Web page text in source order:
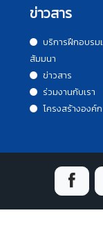
ข่าวสาร
บริการฝึกอบรม
สัมมนา
ข่าวสาร
ร่วมงานกับเรา
โครงสร้างองค์